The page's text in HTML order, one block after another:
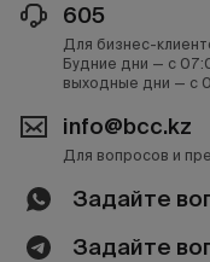
605
Для бизнес-
Будние дни — с
выходные дни — с
info@bcc.kz
Для вопросов и
Задайте
Задайте